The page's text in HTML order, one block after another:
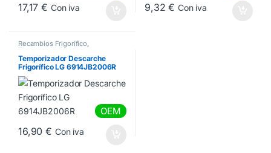
17,17€ Con iva 9,32€ Con iva
Recambios Frigorífico,
Termostatos Sondas
Termofusibles
Temporizador Descarche
Frigorífico LG 6914JB2006R
OEM
16,90€ Con iva